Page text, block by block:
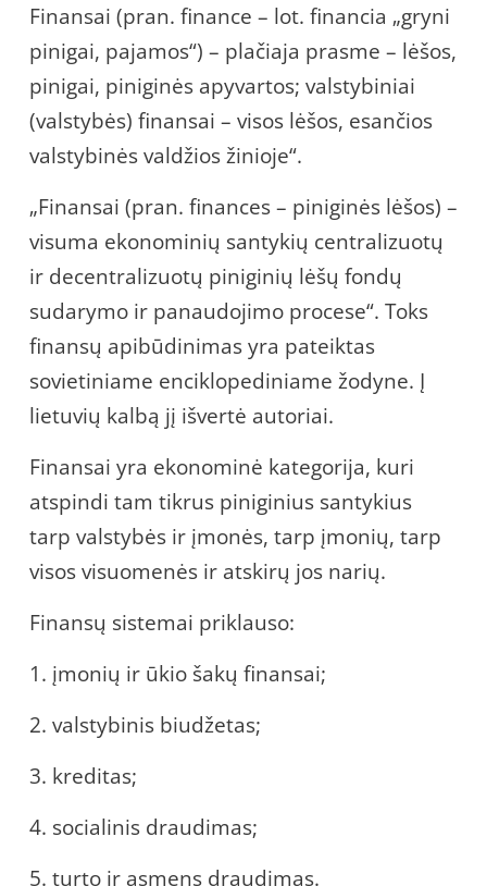
Finansai (pran. finance – lot. financia „gryni
pinigai, pajamos“) – plačiaja prasme – lėšos,
pinigai, piniginės apyvartos; valstybiniai
(valstybės) finansai – visos lėšos, esančios
valstybinės valdžios žinioje“.
„Finansai (pran. finances – piniginės lėšos) –
visuma ekonominių santykių centralizuotų
ir decentralizuotų piniginių lėšų fondų
sudarymo ir panaudojimo procese“. Toks
finansų apibūdinimas yra pateiktas
sovietiniame enciklopediniame žodyne. Į
lietuvių kalbą jį išvertė autoriai.
Finansai yra ekonominė kategorija, kuri
atspindi tam tikrus piniginius santykius
tarp valstybės ir įmonės, tarp įmonių, tarp
visos visuomenės ir atskirų jos narių.
Finansų sistemai priklauso:
1. įmonių ir ūkio šakų finansai;
2. valstybinis biudžetas;
3. kreditas;
4. socialinis draudimas;
5. turto ir asmens draudimas.